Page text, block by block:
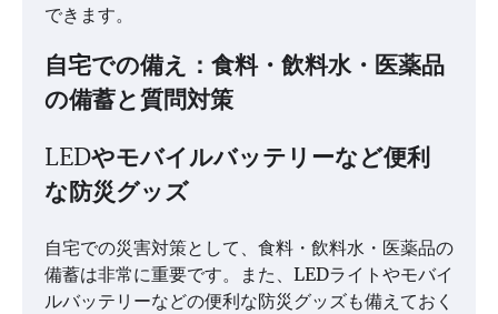
できます。
自宅での備え：食料・飲料水・医薬品
の備蓄と質問対策
LEDやモバイルバッテリーなど便利
な防災グッズ
自宅での災害対策として、食料・飲料水・医薬品の
備蓄は非常に重要です。また、LEDライトやモバイ
ルバッテリーなどの便利な防災グッズも備えておく